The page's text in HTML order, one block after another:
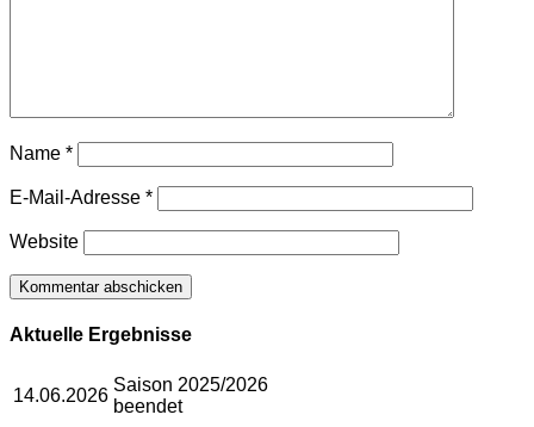
Name *
E-Mail-Adresse *
Website
Aktuelle Ergebnisse
14.06.2026
Saison 2025/2026
beendet